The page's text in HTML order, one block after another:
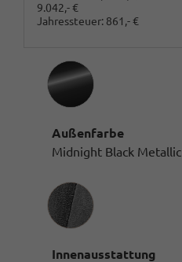
9.042,- €
Jahressteuer: 861,- €
Außenfarbe
Midnight Black Metallic
Innenausstattung
Innenausstattung